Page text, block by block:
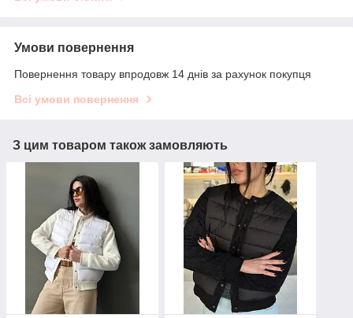
Умови повернення
Повернення товару впродовж 14 днів за рахунок покупця
Всі умови повернення
З цим товаром також замовляють